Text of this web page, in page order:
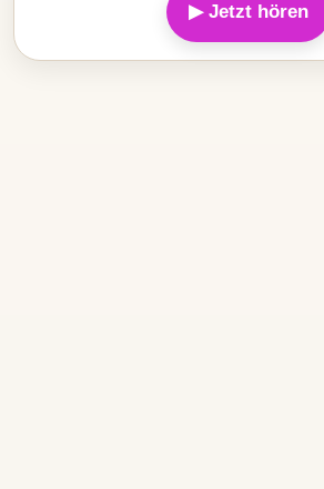
▶ Jetzt hören